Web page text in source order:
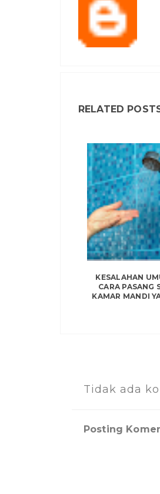
RELATED
KESALAHAN
CARA PASANG
KAMAR MANDI
Tidak ada
Posting